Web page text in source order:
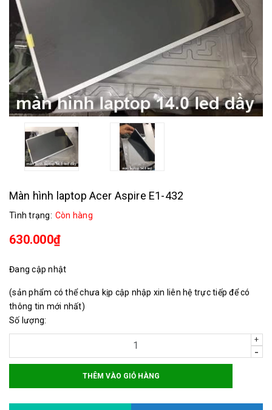
Màn hình laptop Acer Aspire E1-432
Tình trạng: Còn hàng
630.000₫
Đang cập nhật
(sản phẩm có thể chưa kịp cập nhập xin liên hệ trực tiếp để có
thông tin mới nhất)
Số lượng:
+
-
THÊM VÀO GIỎ HÀNG